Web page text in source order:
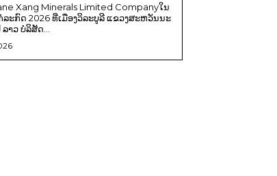
Xang Minerals Limited Companyໃນ
ະກົດ 2026 ທີ່ເມືອງວິລະບູລີ ແຂວງສະຫວັນນະ
າວ ບໍລິສັດ...